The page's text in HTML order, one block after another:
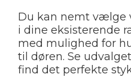
Du kan nemt vælge
i dine eksisterende
med mulighed for
til døren. Se
find det perfekte